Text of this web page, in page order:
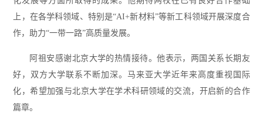
上，在各学科领域、特别是“AI+新材料”等新工科领域开展深度合
作，助力“一带一路”高质量发展。
阿祖安感谢北京大学的热情接待。他表示，两国关系长期友
好，双方大学联系不断加深。马来亚大学近年来高度重视国际
化，希望加强与北京大学在学术科研领域的交流，开启新的合作
篇章。